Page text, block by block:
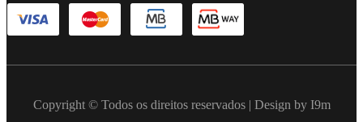
Copyright © Todos os direitos reservados | Design by I9m